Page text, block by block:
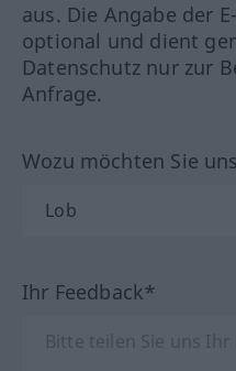
aus. Die Angabe der
optional und dient
Datenschutz nur zur
Anfrage.
Wozu möchten Sie
Ihr Feedback*